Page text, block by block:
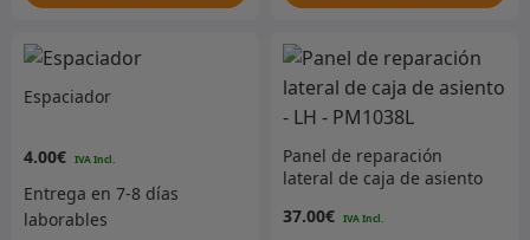
Espaciador
4.00€
Panel de reparación
lateral de caja de asiento
37.00€